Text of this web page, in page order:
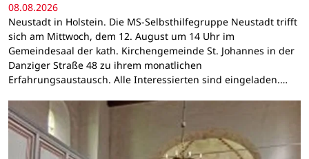
08.08.2026
Neustadt in Holstein. Die MS-Selbsthilfegruppe Neustadt trifft
sich am Mittwoch, dem 12. August um 14 Uhr im
Gemeindesaal der kath. Kirchengemeinde St. Johannes in der
Danziger Straße 48 zu ihrem monatlichen
Erfahrungsaustausch. Alle Interessierten sind eingeladen.…